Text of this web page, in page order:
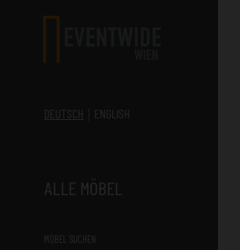
DEUTSCH ENGLISH
ALLE MÖBEL
MÖBEL SUCHEN